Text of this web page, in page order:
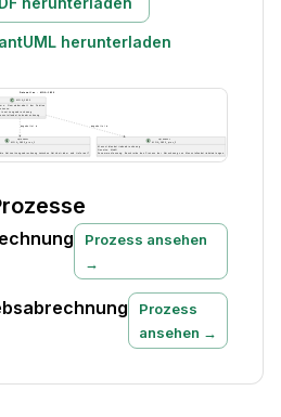
herunterladen
Prozess ansehen
→
Prozess
ansehen →